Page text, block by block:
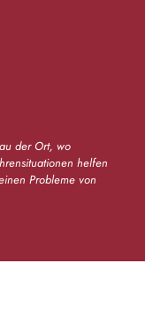
der Ort, wo
helfen
Probleme von